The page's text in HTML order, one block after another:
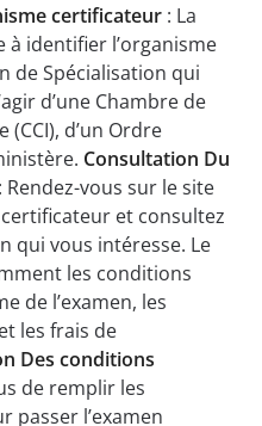
certificateur : La
identifier l’organisme
de Spécialisation qui
d’une Chambre de
(CCI), d’un Ordre
Consultation Du
: Rendez-vous sur le site
et consultez
qui vous intéresse. Le
les conditions
de l’examen, les
les frais de
Des conditions
de remplir les
passer l’examen